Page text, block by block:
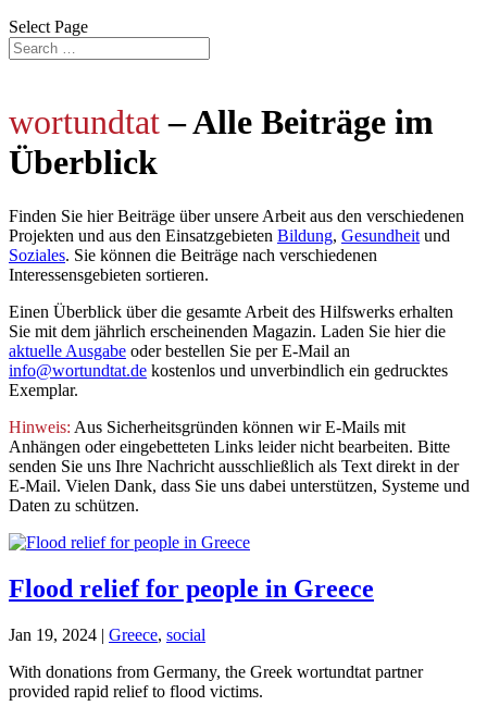
Select Page
wortundtat– Alle Beiträge im
Überblick
Finden Sie hier Beiträge über unsere Arbeit aus den verschiedenen
Projekten und aus den Einsatzgebieten Bildung, Gesundheit und
Soziales. Sie können die Beiträge nach verschiedenen
Interessensgebieten sortieren.
Einen Überblick über die gesamte Arbeit des Hilfswerks erhalten
Sie mit dem jährlich erscheinenden Magazin. Laden Sie hier die
aktuelle Ausgabe oder bestellen Sie per E-Mail an
info@wortundtat.de kostenlos und unverbindlich ein gedrucktes
Exemplar.
Hinweis: Aus Sicherheitsgründen können wir E-Mails mit
Anhängen oder eingebetteten Links leider nicht bearbeiten. Bitte
senden Sie uns Ihre Nachricht ausschließlich als Text direkt in der
E-Mail. Vielen Dank, dass Sie uns dabei unterstützen, Systeme und
Daten zu schützen.
Flood relief for people in Greece
Jan 19, 2024 | Greece, social
With donations from Germany, the Greek wortundtat partner
provided rapid relief to flood victims.